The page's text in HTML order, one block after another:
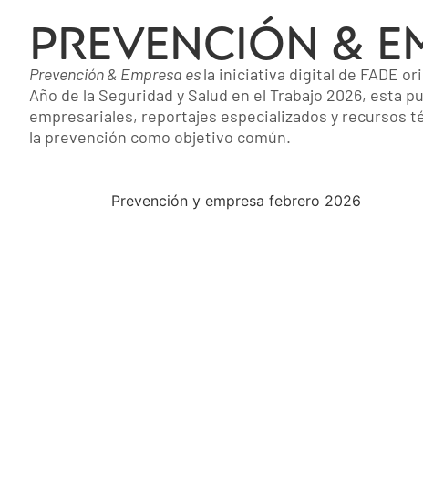
PREVENCIÓN &
Prevención & Empresa esla iniciativa digital de FADE
Año de la Seguridad y Salud en el Trabajo 2026,
empresariales, reportajes especializados y recursos
la prevención como objetivo común.
Prevención y empresa febrero 2026